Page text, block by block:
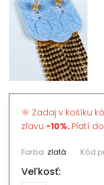
🌞 Zadaj v košíku
zľavu -10%. Platí
Farba: zlatá Kód
Veľkosť: